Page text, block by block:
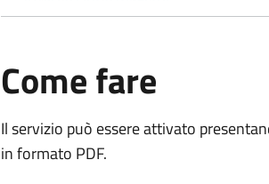
Come fare
Il servizio può essere attivato
in formato PDF.